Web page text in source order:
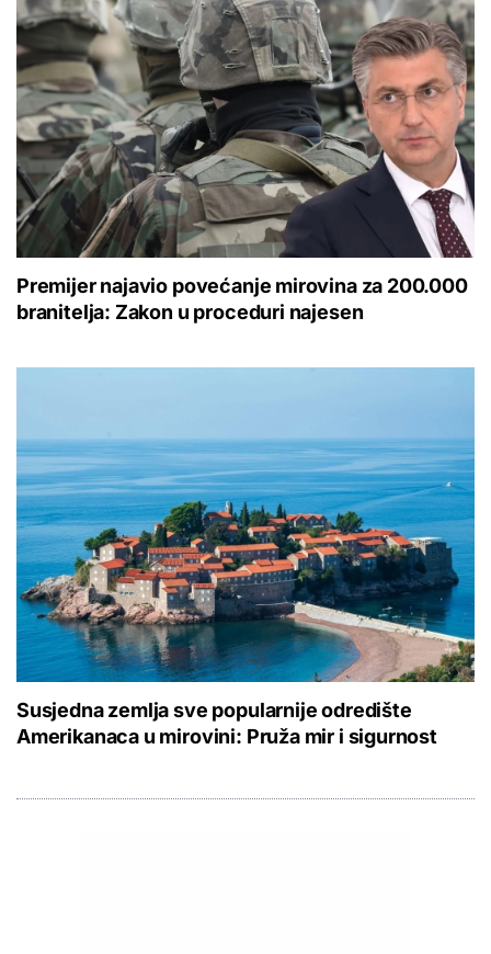
Premijer najavio povećanje mirovina za 200.000
branitelja: Zakon u proceduri najesen
Susjedna zemlja sve popularnije odredište
Amerikanaca u mirovini: Pruža mir i sigurnost